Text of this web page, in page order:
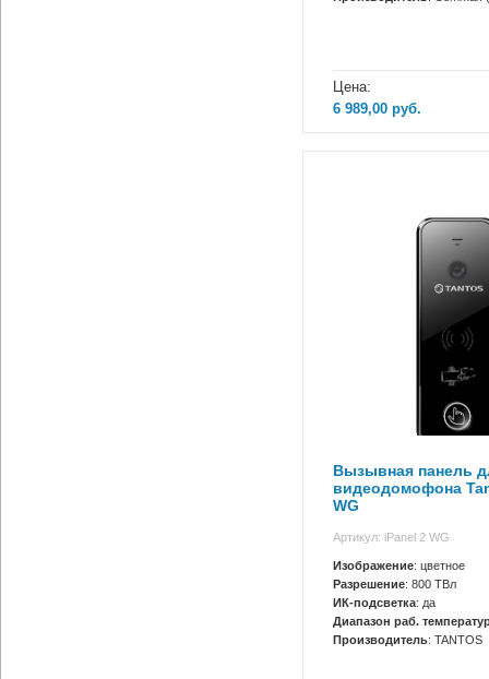
Цена:
6 989,00 руб.
Вызывная панель
видеодомофона
WG
Артикул: iPanel 2 WG
Изображение: цветное
Разрешение: 800 ТВл
ИК-подсветка: да
Диапазон раб.
Производитель: TANTOS